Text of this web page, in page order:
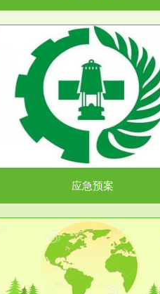
应急预案
服务范围
清洁生产审核
根据《中华人民共和国清洁生产促
洁生产审核暂行办法...
服务范围